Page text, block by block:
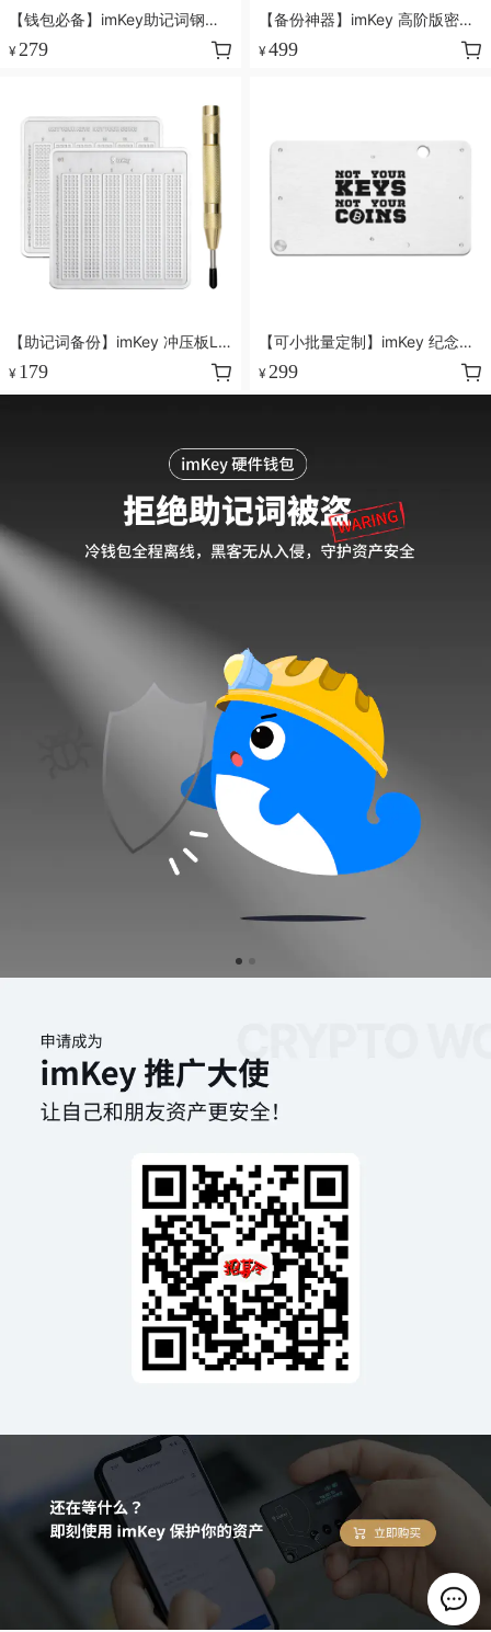
【钱包必备】imKey助记词钢板
密盒S1，比纸张更可靠
¥279
【备份神器】imKey 高阶版密盒
P1，更可靠更安全更全面
¥499
【助记词备份】imKey 冲压板L1
Pro ，离线备份 简单可靠
¥ 179
【可小批量定制】imKey 纪念版
定制密盒 S1
¥299